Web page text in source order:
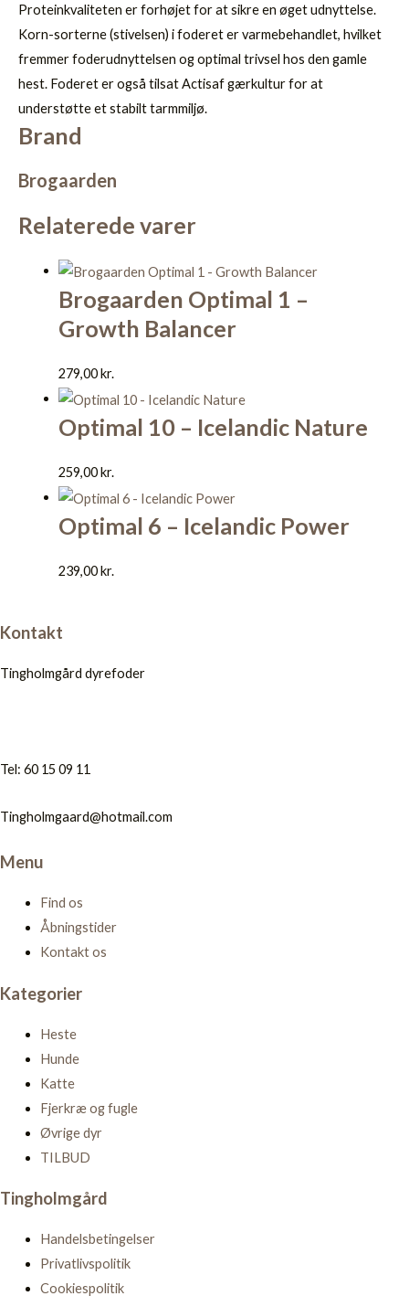
Proteinkvaliteten er forhøjet for at sikre en øget udnyttelse.
Korn-sorterne (stivelsen) i foderet er varmebehandlet, hvilket
fremmer foderudnyttelsen og optimal trivsel hos den gamle
hest. Foderet er også tilsat Actisaf gærkultur for at
understøtte et stabilt tarmmiljø.
Brand
Brogaarden
Relaterede varer
Brogaarden Optimal 1 –
Growth Balancer
279,00kr.
Optimal 10 – Icelandic Nature
259,00kr.
Optimal 6 – Icelandic Power
239,00kr.
Kontakt
Tingholmgård dyrefoder
Tel: 60 15 09 11
Tingholmgaard@hotmail.com
Menu
Find os
Åbningstider
Kontakt os
Kategorier
Heste
Hunde
Katte
Fjerkræ og fugle
Øvrige dyr
TILBUD
Tingholmgård
Handelsbetingelser
Privatlivspolitik
Cookiespolitik